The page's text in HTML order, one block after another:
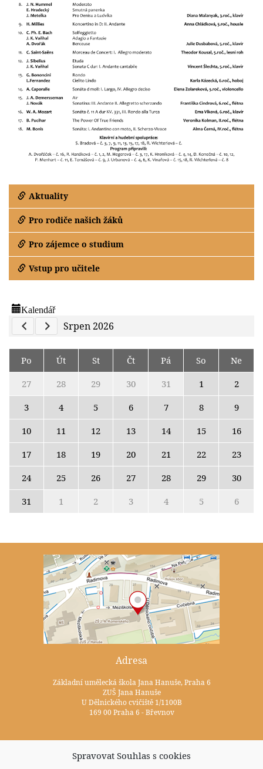
Spravovat Souhlas s cookies
Aktuality
Pro rodiče našich žáků
Pro zájemce o studium
Vstup pro učitele
Kalendář
Previous Calendar
Next Calendar
Srpen 2026
Po Út St Čt Pá So
Ne
27
28 29 30 31 1
2
3
4 5 6 7 8
9
10
11 12 13 14 15
16
17
18 19 20 21 22
23
24
25 26 27 28 29
30
31
1 2 3 4 5 6
Adresa
Základní umělecká škola Jana Hanuše, Praha 6
ZUŠ Jana Hanuše
U Dělnického cvičiště 1/1100B
169 00 Praha 6 - Břevnov